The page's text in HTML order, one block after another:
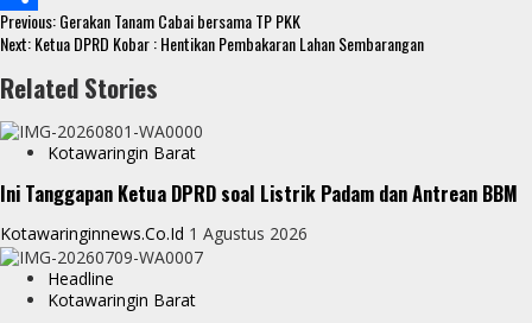
o
o
k
t
e
r
t
s
A
p
s
s
e
n
e
r
S
a
r
e
Continue
Reading
Previous:Gerakan Tanam Cabai bersama TP PKK
Next:Ketua DPRD Kobar : Hentikan Pembakaran Lahan Sembarangan
Related Stories
Kotawaringin Barat
Ini Tanggapan Ketua DPRD soal Listrik Padam dan Antrean BBM
Kotawaringinnews.co.id 1 Agustus 2026
Headline
Kotawaringin Barat